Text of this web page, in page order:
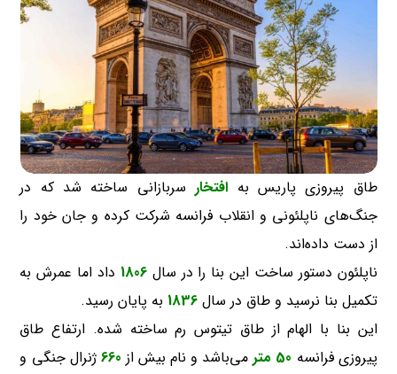
طاق پیروزی پاریس به افتخار سربازانی ساخته شد که در
جنگ‌های ناپلئونی و انقلاب فرانسه شرکت کرده و جان خود را
از دست داده‌اند.
ناپلئون دستور ساخت این بنا را در سال1806 داد اما عمرش به
تکمیل بنا نرسید و طاق در سال1836 به پایان رسید.
این بنا با الهام از طاق تیتوس رم ساخته شده. ارتفاع طاق
پیروزی فرانسه 50 متر می‌باشد و نام بیش از 660 ژنرال جنگی و